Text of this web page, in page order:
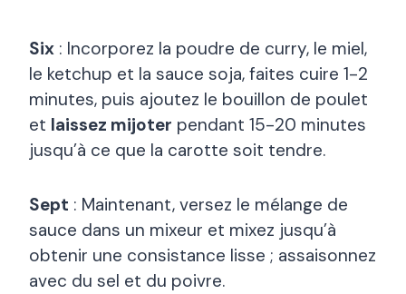
Six : Incorporez la poudre de curry, le miel,
le ketchup et la sauce soja, faites cuire 1-2
minutes, puis ajoutez le bouillon de poulet
et laissez mijoter pendant 15-20 minutes
jusqu’à ce que la carotte soit tendre.
Sept : Maintenant, versez le mélange de
sauce dans un mixeur et mixez jusqu’à
obtenir une consistance lisse ; assaisonnez
avec du sel et du poivre.